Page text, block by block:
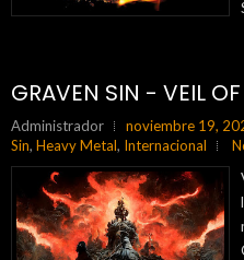
GRAVEN SIN - VEIL
Administrador noviembre 19,
Sin, Heavy Metal, Internacional